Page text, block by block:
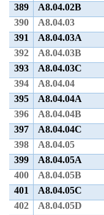
389
A8.04.02B
390
A8.04.03
391
A8.04.03A
392
A8.04.03B
393
A8.04.03C
394
A8.04.04
395
A8.04.04A
396
A8.04.04B
397
A8.04.04C
398
A8.04.05
399
A8.04.05A
400
A8.04.05B
401
A8.04.05C
402
A8.04.05D